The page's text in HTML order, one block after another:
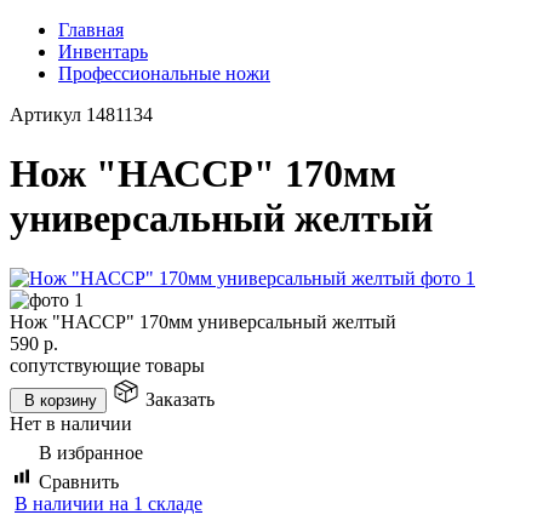
Главная
Инвентарь
Профессиональные ножи
Артикул 1481134
Нож "НАССР" 170мм
универсальный желтый
Нож "НАССР" 170мм универсальный желтый
590 р.
сопутствующие товары
В корзину
Заказать
Нет в наличии
В избранное
Сравнить
В наличии на 1 складе